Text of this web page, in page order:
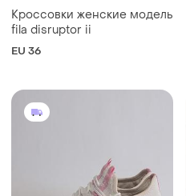
Кроссовки женские модель
fila disruptor ii
EU 36